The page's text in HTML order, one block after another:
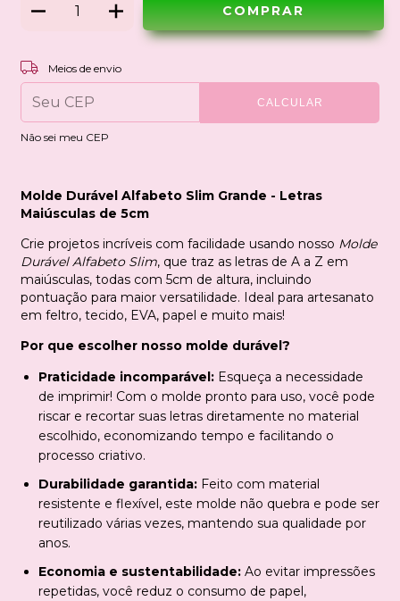
Entregas para o CEP:
Meios de envio
CALCULAR
Não sei meu CEP
Molde Durável Alfabeto Slim Grande - Letras
Maiúsculas de 5cm
Crie projetos incríveis com facilidade usando nosso Molde
Durável Alfabeto Slim, que traz as letras de A a Z em
maiúsculas, todas com 5cm de altura, incluindo
pontuação para maior versatilidade. Ideal para artesanato
em feltro, tecido, EVA, papel e muito mais!
Por que escolher nosso molde durável?
Praticidade incomparável: Esqueça a necessidade
de imprimir! Com o molde pronto para uso, você pode
riscar e recortar suas letras diretamente no material
escolhido, economizando tempo e facilitando o
processo criativo.
Durabilidade garantida: Feito com material
resistente e flexível, este molde não quebra e pode ser
reutilizado várias vezes, mantendo sua qualidade por
anos.
Economia e sustentabilidade: Ao evitar impressões
repetidas, você reduz o consumo de papel,